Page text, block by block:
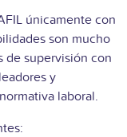
únicamente con
son mucho
de supervisión con
y
laboral.